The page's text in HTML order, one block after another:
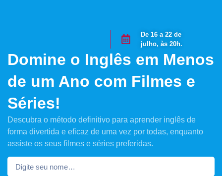
De 16 a 22 de
julho, às 20h.
Domine o Inglês em Menos
de um Ano com Filmes e
Séries!
Descubra o método definitivo para aprender inglês de
forma divertida e eficaz de uma vez por todas, enquanto
assiste os seus filmes e séries preferidas.